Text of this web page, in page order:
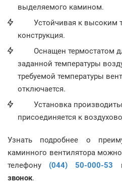
выделяемого камином.
Устойчивая к высоким
конструкция.
Оснащен термостатом
заданной температуры
требуемой температуры
отключается.
Установка
присоединяется к
Узнать подробнее о
каминного вентилятора
телефону (044) 50-000-53
звонок.